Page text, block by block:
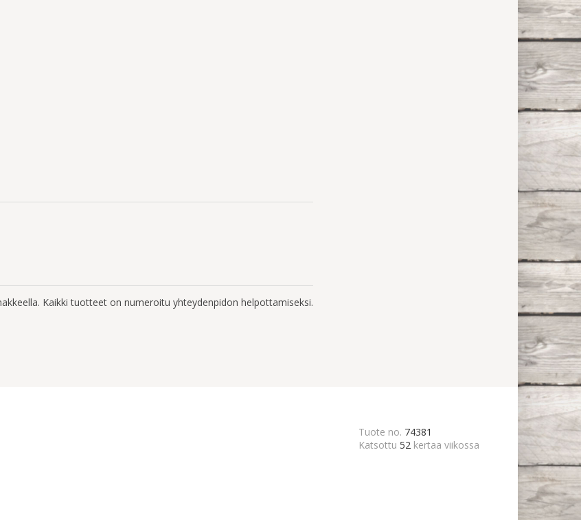
Kaikki tuotteet on numeroitu yhteydenpidon helpottamiseksi.
Tuote no. 74381
Katsottu 52 kertaa viikossa